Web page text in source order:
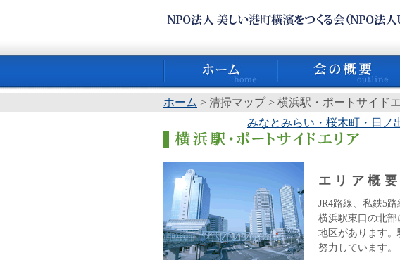
ホーム > 清掃マップ > 横浜駅・ポートサイド
みなとみらい・桜木町・日ノ
エリア概要
JR4路線、私鉄5
横浜駅東口の北
地区があります
努力しています。